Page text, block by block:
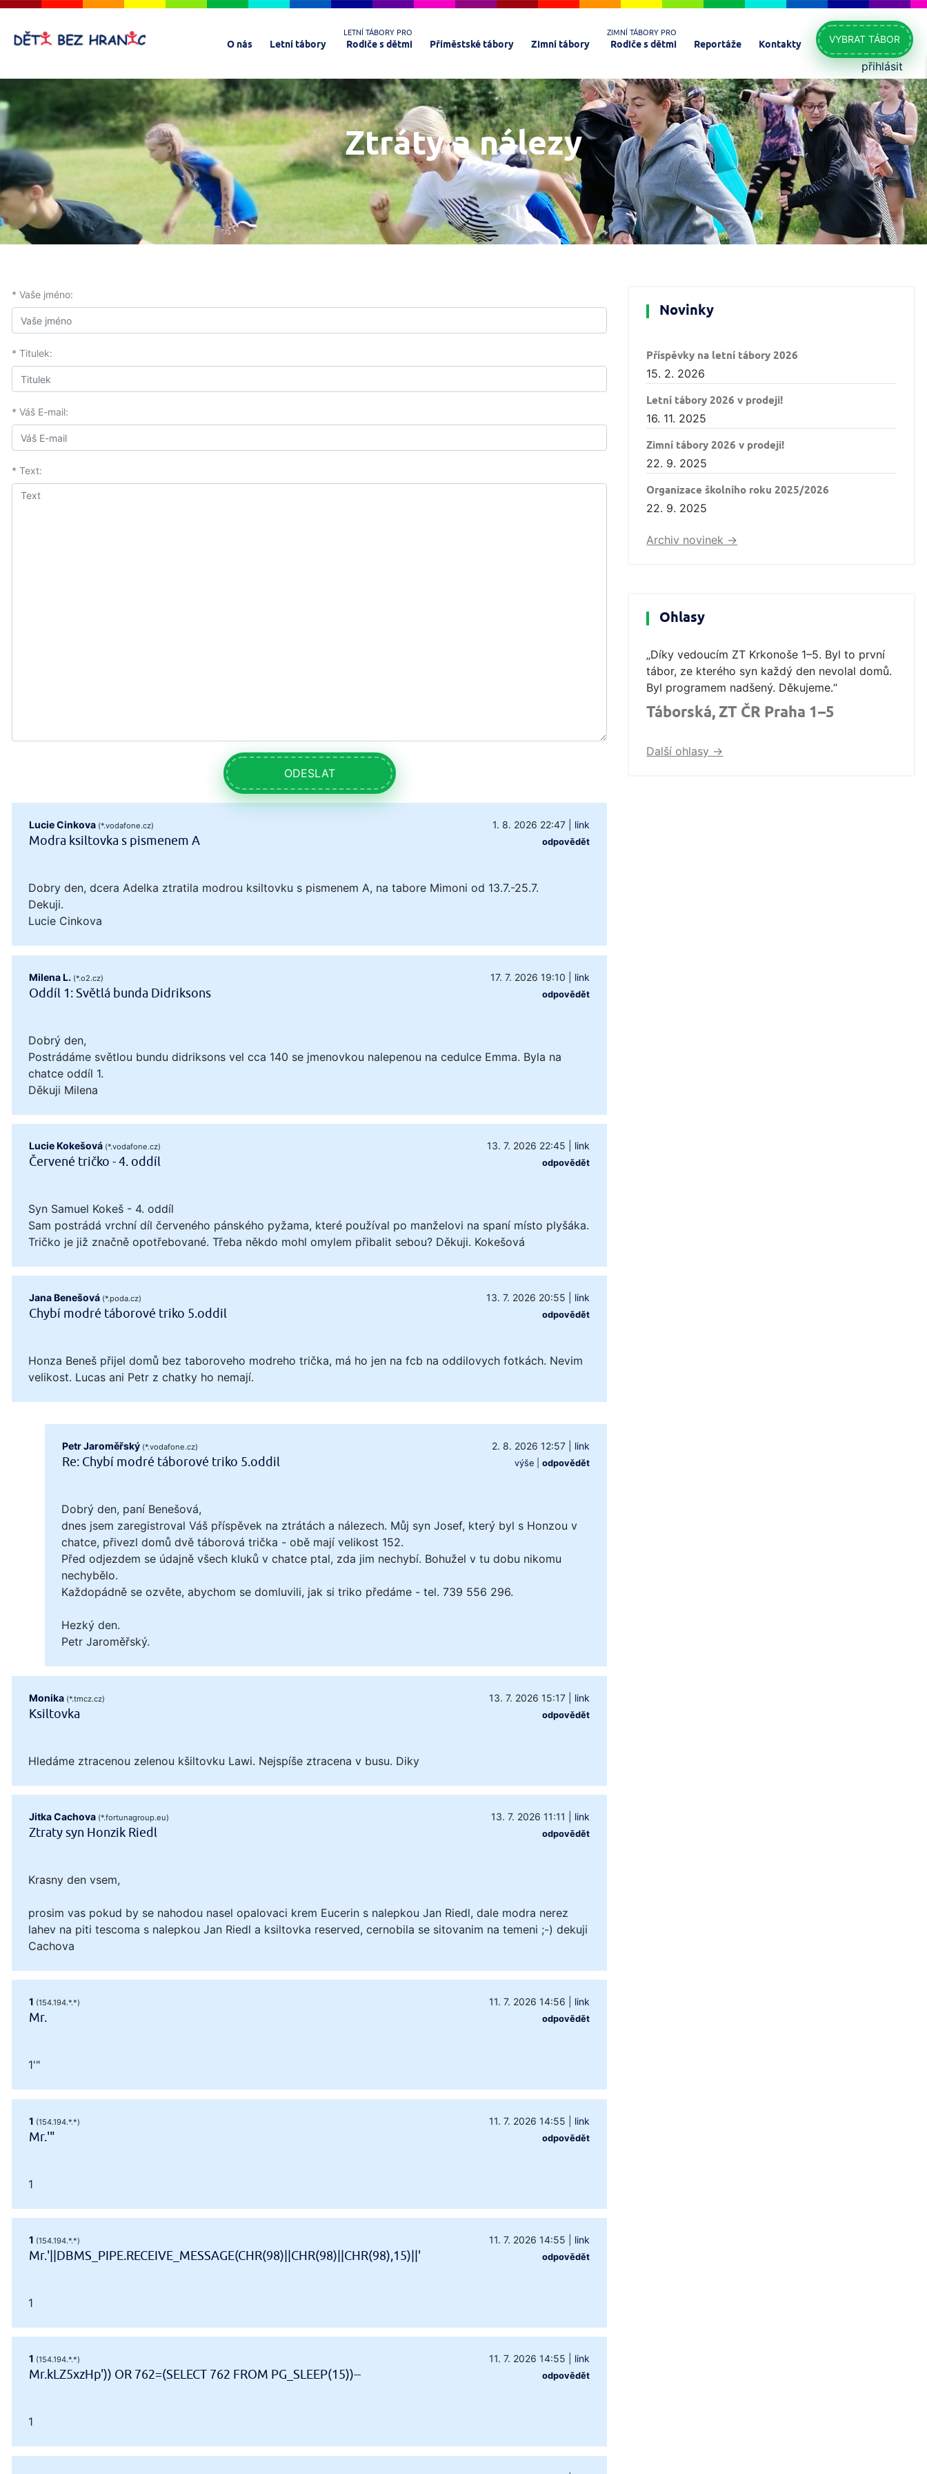
O nás Letní tábory
LETNÍ TÁBORY PRO
Rodiče s dětmi Příměstské tábory Zimní tábory
ZIMNÍ TÁBORY PRO
Rodiče s dětmi Reportáže Kontakty VYBRAT TÁBOR
přihlásit
Ztráty a nálezy
* Vaše jméno:
* Titulek:
* Váš E-mail:
* Text:
ODESLAT
Lucie Cinkova (*.vodafone.cz) 1. 8. 2026 22:47| link
Modra ksiltovka s pismenem A odpovědět
Dobry den, dcera Adelka ztratila modrou ksiltovku s pismenem A, na tabore Mimoni od 13.7.-25.7.
Dekuji.
Lucie Cinkova
Milena L. (*.o2.cz) 17. 7. 2026 19:10 link
Oddíl 1: Světlá bunda Didriksons odpovědět
Dobrý den,
Postrádáme světlou bundu didriksons vel cca 140 se jmenovkou nalepenou na cedulce Emma. Byla na
chatce oddíl 1.
Děkuji Milena
Lucie Kokešová (*.vodafone.cz) 13. 7. 2026 22:45 link
Červené tričko - 4. oddíl odpovědět
Syn Samuel Kokeš - 4. oddíl
Sam postrádá vrchní díl červeného pánského pyžama, které používal po manželovi na spaní místo plyšáka.
Tričko je již značně opotřebované. Třeba někdo mohl omylem přibalit sebou? Děkuji. Kokešová
Jana Benešová (*.poda.cz) 13. 7. 2026 20:55 link
Chybí modré táborové triko 5.oddil odpovědět
Honza Beneš přijel domů bez taboroveho modreho trička, má ho jen na fcb na oddilovych fotkách. Nevim
velikost. Lucas ani Petr z chatky ho nemají.
Petr Jaroměřský (*.vodafone.cz) 2. 8. 2026 12:57| link
Re: Chybí modré táborové triko 5.oddil výše| odpovědět
Dobrý den, paní Benešová,
dnes jsem zaregistroval Váš příspěvek na ztrátách a nálezech. Můj syn Josef, který byl s Honzou v
chatce, přivezl domů dvě táborová trička - obě mají velikost 152.
Před odjezdem se údajně všech kluků v chatce ptal, zda jim nechybí. Bohužel v tu dobu nikomu
nechybělo.
Každopádně se ozvěte, abychom se domluvili, jak si triko předáme - tel. 739 556 296.
Hezký den.
Petr Jaroměřský.
Monika (*.tmcz.cz) 13. 7. 2026 15:17| link
Ksiltovka odpovědět
Hledáme ztracenou zelenou kšiltovku Lawi. Nejspíše ztracena v busu. Diky
Jitka Cachova (*.fortunagroup.eu) 13. 7. 2026 11:11 link
Ztraty syn Honzik Riedl odpovědět
Krasny den vsem,
prosim vas pokud by se nahodou nasel opalovaci krem Eucerin s nalepkou Jan Riedl, dale modra nerez
lahev na piti tescoma s nalepkou Jan Riedl a ksiltovka reserved, cernobila se sitovanim na temeni ;-) dekuji
Cachova
1 (154.194.*.*) 11. 7. 2026 14:56 link
Mr. odpovědět
1'"
1 (154.194.*.*) 11. 7. 2026 14:55 link
Mr.'" odpovědět
1
1 (154.194.*.*) 11. 7. 2026 14:55 link
Mr.'||DBMS_PIPE.RECEIVE_MESSAGE(CHR(98)||CHR(98)||CHR(98),15)||' odpovědět
1
1 (154.194.*.*) 11. 7. 2026 14:55 link
Mr.kLZ5xzHp')) OR 762=(SELECT 762 FROM PG_SLEEP(15))-- odpovědět
1
Novinky
Příspěvky na letní tábory 2026
15. 2. 2026
Letní tábory 2026 v prodeji!
16. 11. 2025
Zimní tábory 2026 v prodeji!
22. 9. 2025
Organizace školního roku 2025/2026
22. 9. 2025
Archiv novinek ->
Ohlasy
„Díky vedoucím ZT Krkonoše 1–5. Byl to první
tábor, ze kterého syn každý den nevolal domů.
Byl programem nadšený. Děkujeme.“
Táborská, ZT ČR Praha 1–5
Další ohlasy ->